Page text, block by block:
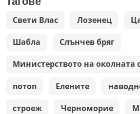
Свети Влас Лозенец
Шабла Слънчев бряг
Министерството на околната
потоп Елените
строеж Черноморие